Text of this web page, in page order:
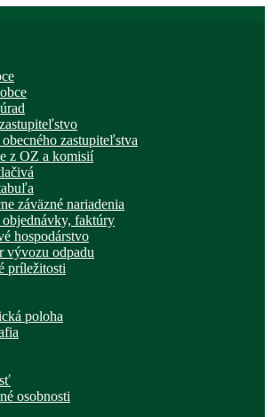
zastupiteľstva
z OZ a komisií
záväzné nariadenia
faktúry
hospodárstvo
vývozu odpadu
príležitosti
poloha
osobnosti